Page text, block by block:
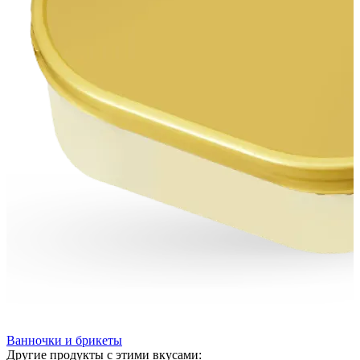
Ванночки и брикеты
Другие продукты с этими вкусами: